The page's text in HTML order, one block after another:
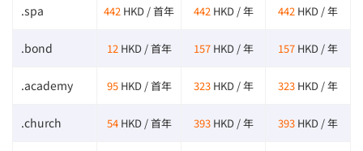
.spa 442 HKD / 首年 442 HKD / 年 442 HKD / 年
.bond 12 HKD / 首年 157 HKD / 年 157 HKD / 年
.academy 95 HKD / 首年 323 HKD / 年 323 HKD / 年
.church 54 HKD / 首年 393 HKD / 年 393 HKD / 年